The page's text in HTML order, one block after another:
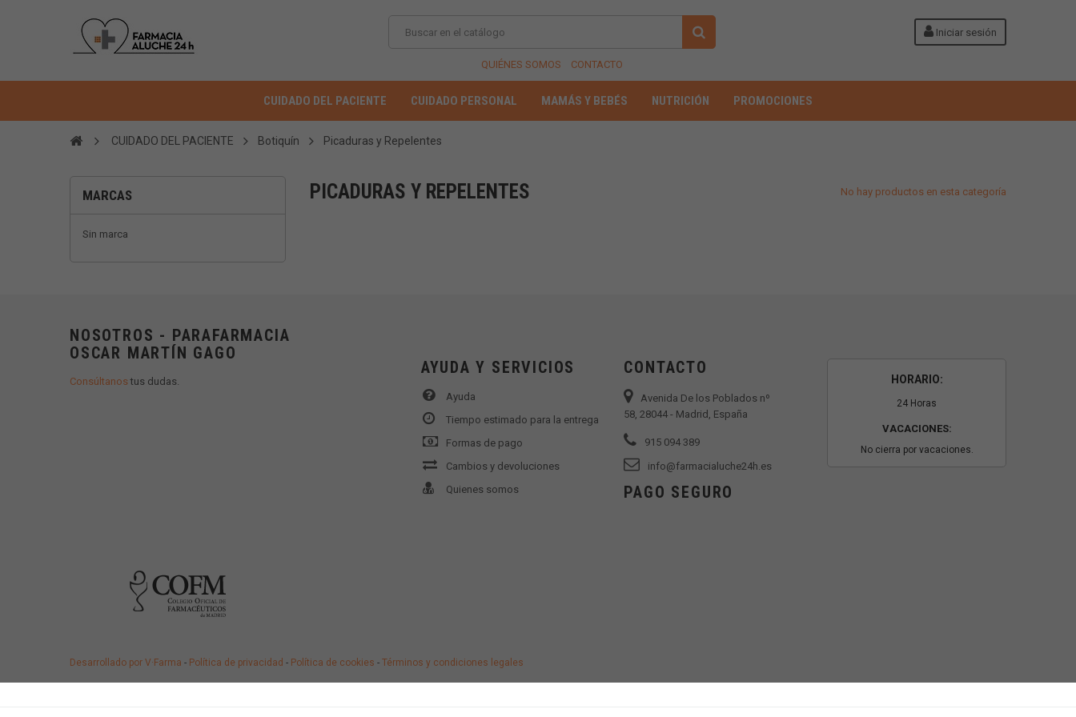
Iniciar sesión
QUIÉNES SOMOS CONTACTO
CUIDADO DEL PACIENTE CUIDADO PERSONAL MAMÁS Y BEBÉS NUTRICIÓN PROMOCIONES
CUIDADO DEL PACIENTE Botiquín Picaduras y Repelentes
MARCAS
Sin marca
PICADURAS Y REPELENTES No hay productos en esta categoría
NOSOTROS - PARAFARMACIA
OSCAR MARTÍN GAGO
Consúltanostus dudas.
AYUDA Y SERVICIOS
Ayuda
Tiempo estimado para la entrega
Formas de pago
Cambios y devoluciones
Quienes somos
CONTACTO
Avenida De los Poblados nº
58, 28044 - Madrid, España
915 094 389
info@farmacialuche24h.es
HORARIO:
24 Horas
VACACIONES:
No cierra por vacaciones.
PAGO SEGURO
Desarrollado por V·Farma - Política de privacidad - Política de cookies - Términos y condiciones legales